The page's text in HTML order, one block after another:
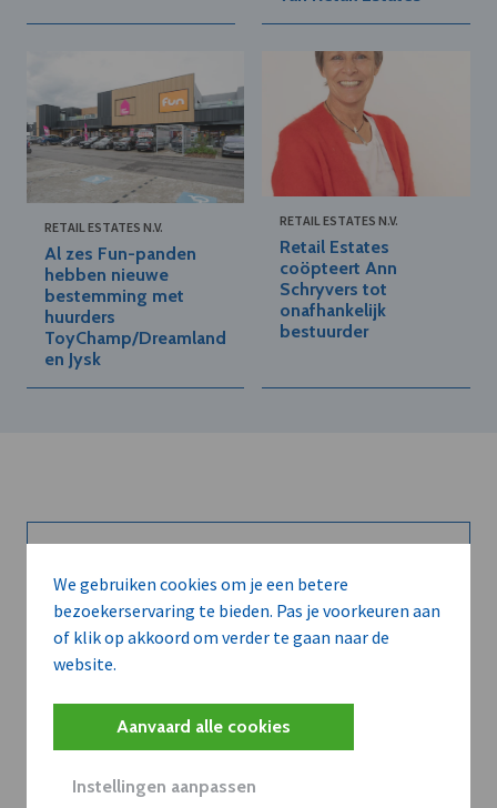
We gebruiken cookies om je een betere
bezoekerservaring te bieden. Pas je voorkeuren aan
of klik op akkoord om verder te gaan naar de
website.
Aanvaard alle cookies
Instellingen aanpassen
RETAIL ESTATES N.V.
Al zes Fun-panden
hebben nieuwe
bestemming met
huurders
ToyChamp/Dreamland
en Jysk
RETAIL ESTATES N.V.
Retail Estates
coöpteert Ann
Schryvers tot
onafhankelijk
bestuurder
Kort de voordelen
van een